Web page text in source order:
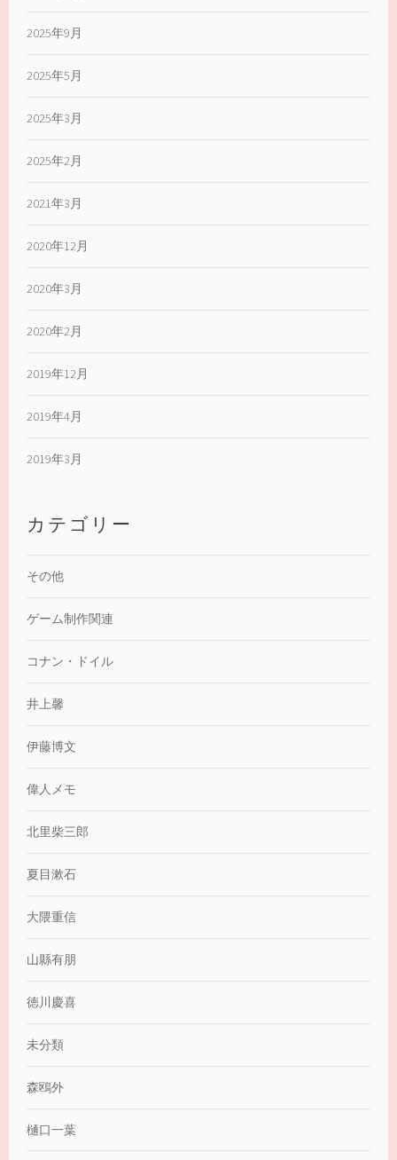
2025年9月
2025年5月
2025年3月
2025年2月
2021年3月
2020年12月
2020年3月
2020年2月
2019年12月
2019年4月
2019年3月
カテゴリー
その他
ゲーム制作関連
コナン・ドイル
井上馨
伊藤博文
偉人メモ
北里柴三郎
夏目漱石
大隈重信
山縣有朋
徳川慶喜
未分類
森鴎外
樋口一葉